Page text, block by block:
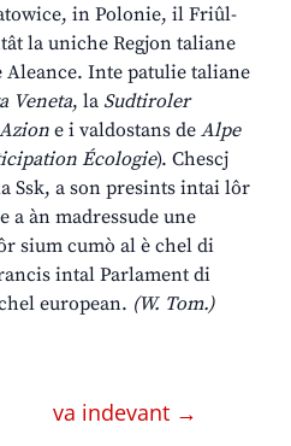
in Polonie, il Friûl-
la uniche Regjon taliane
Inte patulie taliane
Veneta, la Sudtiroler
e i valdostans de Alpe
Écologie). Chescj
Ssk, a son presints intai lôr
a àn madressude une
sium cumò al è chel di
intal Parlament di
european. (W. Tom.)
va indevant →